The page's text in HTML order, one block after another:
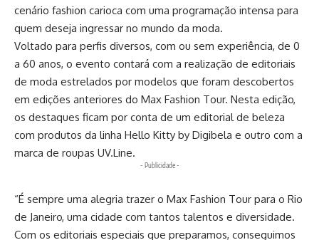
cenário fashion carioca com uma programação intensa para
quem deseja ingressar no mundo da moda.
Voltado para perfis diversos, com ou sem experiência, de 0
a 60 anos, o evento contará com a realização de editoriais
de moda estrelados por modelos que foram descobertos
em edições anteriores do Max Fashion Tour. Nesta edição,
os destaques ficam por conta de um editorial de beleza
com produtos da linha Hello Kitty by Digibela e outro com a
marca de roupas UV.Line.
- Publicidade -
“É sempre uma alegria trazer o Max Fashion Tour para o Rio
de Janeiro, uma cidade com tantos talentos e diversidade.
Com os editoriais especiais que preparamos, conseguimos